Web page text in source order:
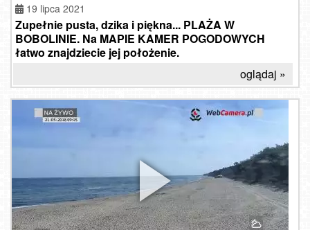
19 lipca 2021
Zupełnie pusta, dzika i piękna... PLAŻA W
BOBOLINIE. Na MAPIE KAMER POGODOWYCH
łatwo znajdziecie jej położenie.
oglądaj »